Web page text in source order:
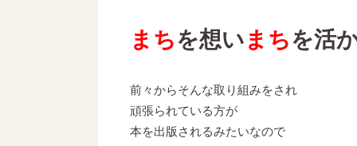
まちを想いまちを活
前々からそんな取り組みをされ
頑張られている方が
本を出版されるみたいなので